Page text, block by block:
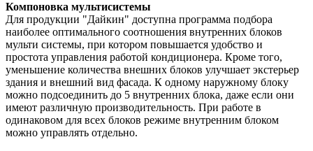
Компоновка мультисистемы
Для продукции "Дайкин" доступна программа подбора
наиболее оптимального соотношения внутренних блоков
мульти системы, при котором повышается удобство и
простота управления работой кондиционера. Кроме того,
уменьшение количества внешних блоков улучшает экстерьер
здания и внешний вид фасада. К одному наружному блоку
можно подсоединить до 5 внутренних блока, даже если они
имеют различную производительность. При работе в
одинаковом для всех блоков режиме внутренним блоком
можно управлять отдельно.